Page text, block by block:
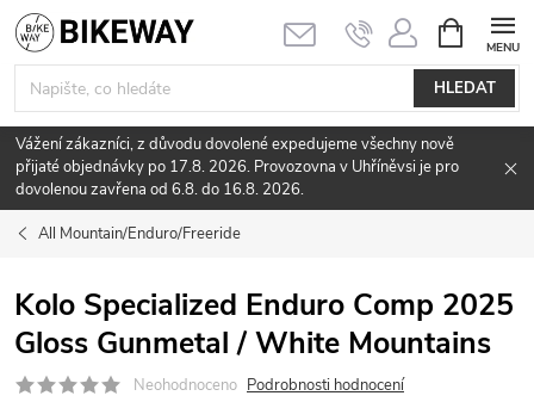
Přejít
na
obsah
HLEDAT
NÁKUPNÍ
KOŠÍK
Vážení zákazníci, z důvodu dovolené expedujeme všechny nově
přijaté objednávky po 17.8. 2026. Provozovna v Uhříněvsi je pro
dovolenou zavřena od 6.8. do 16.8. 2026.
All Mountain/Enduro/Freeride
Kolo Specialized Enduro Comp 2025
Gloss Gunmetal / White Mountains
Neohodnoceno Podrobnosti hodnocení